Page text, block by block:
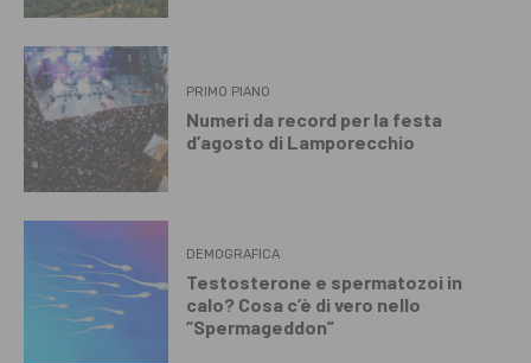
PRIMO PIANO
Numeri da record per la festa
d’agosto di Lamporecchio
DEMOGRAFICA
Testosterone e spermatozoi in
calo? Cosa c’è di vero nello
“Spermageddon”